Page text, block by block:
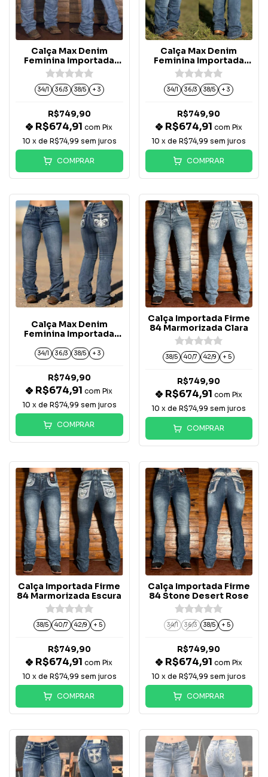
Calça Max Denim
Feminina Importada
Bordada Média - 24437
34/1 36/3 38/5 + 3
R$749,90
R$674,91com Pix
10 x de R$74,99 sem juros
COMPRAR
Calça Max Denim
Feminina Importada
Bordada - 582
34/1 36/3 38/5 + 3
R$749,90
R$674,91 com Pix
10 x deR$74,99 sem juros
COMPRAR
Calça Max Denim
Feminina Importada
34/1 36/3 38/5 + 3
R$749,90
R$674,91com Pix
10 x de R$74,99 sem juros
COMPRAR
Calça Importada Firme
84 Marmorizada Clara
38/5 40/7 42/9 + 5
R$749,90
R$674,91 com Pix
10 x deR$74,99 sem juros
COMPRAR
Calça Importada Firme
84 Marmorizada Escura
38/5 40/7 42/9 + 5
R$749,90
R$674,91com Pix
10 x de R$74,99 sem juros
COMPRAR
Calça Importada Firme
84 Stone Desert Rose
34/1 36/3 38/5 + 5
R$749,90
R$674,91 com Pix
10 x deR$74,99 sem juros
COMPRAR